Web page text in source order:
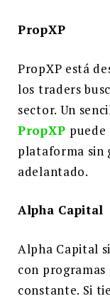
PropXP
PropXP está
los traders
sector. Un
PropXP
plataforma sin
adelantado.
Alpha Capital
Alpha Capital
con
constante. Si